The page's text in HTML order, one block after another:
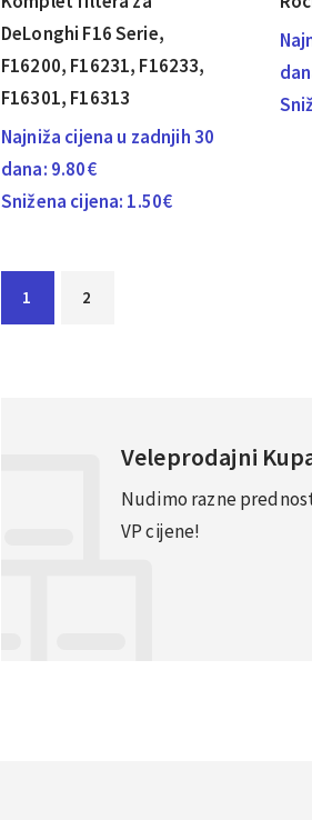
DeLonghi F16 Serie,
F16200, F16231, F16233,
F16301, F16313
Najniža cijena u zadnjih 30
dana: 9.80€
Snižena cijena: 1.50€
1 2
Veleprodajni
Nudimo razne
VP cijene!